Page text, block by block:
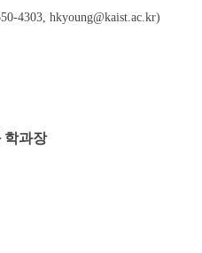
4303, hkyoung@kaist.ac.kr)
학과장